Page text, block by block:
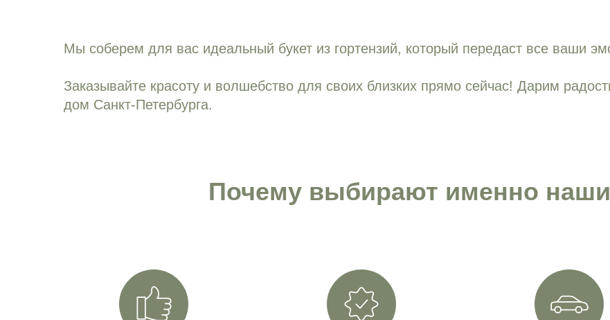
Мы соберем для вас идеальный букет из гортензий, который передаст все ваши
Заказывайте красоту и волшебство для своих близких прямо сейчас! Дарим
дом Санкт-Петербурга.
Почему выбирают именно